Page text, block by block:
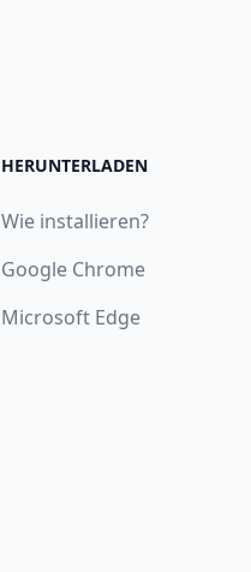
HERUNTERLADEN
Wie installieren?
Google Chrome
Microsoft Edge